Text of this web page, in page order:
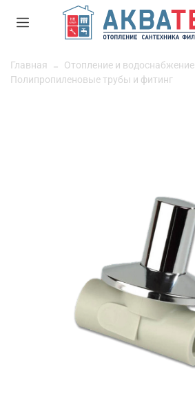
Главная Отопление и водоснабжение
Полипропиленовые трубы и фитинг